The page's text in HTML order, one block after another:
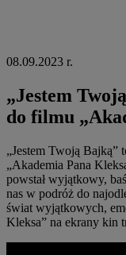
08.09.2023 r.
„Jestem
do filmu
„Jestem Twoją
„Akademia Pana
powstał wyjątkowy,
nas w podróż do
świat wyjątkowych,
Kleksa” na ekrany kin